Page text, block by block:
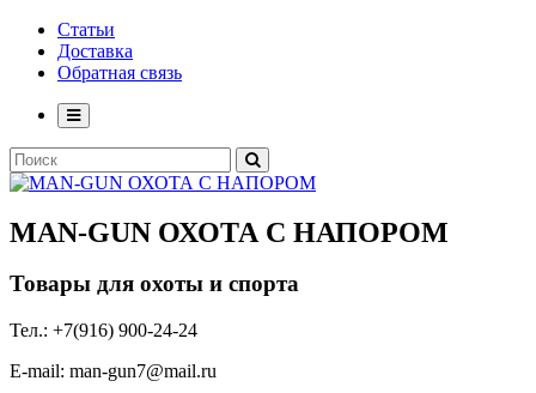
Статьи
Доставка
Обратная связь
MAN-GUN ОХОТА С НАПОРОМ
Товары для охоты и спорта
Тел.: +7(916) 900-24-24
E-mail: man-gun7@mail.ru